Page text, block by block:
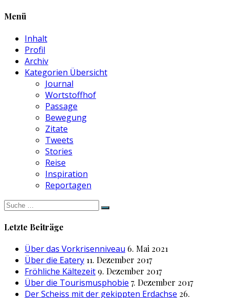
Menü
Inhalt
Profil
Archiv
Kategorien Übersicht
Journal
Wortstoffhof
Passage
Bewegung
Zitate
Tweets
Stories
Reise
Inspiration
Reportagen
Suche
nach:
Letzte Beiträge
Über das Vorkrisenniveau 6. Mai 2021
Über die Eatery 11. Dezember 2017
Fröhliche Kältezeit 9. Dezember 2017
Über die Tourismusphobie 7. Dezember 2017
Der Scheiss mit der gekippten Erdachse 26.